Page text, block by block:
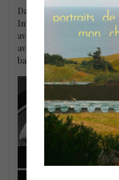
Dans dans cette photo que
International Jazz Festival
avec les membres du
avec le guitariste Bob
bassiste Chris Nelson.